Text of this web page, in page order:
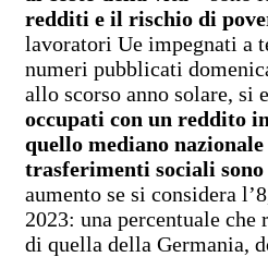
redditi e il rischio di
lavoratori Ue impegnati a
numeri pubblicati
allo scorso anno solare, si
occupati con un reddito
quello mediano
trasferimenti sociali sono
aumento se si considera
2023: una percentuale
di quella della Germania,